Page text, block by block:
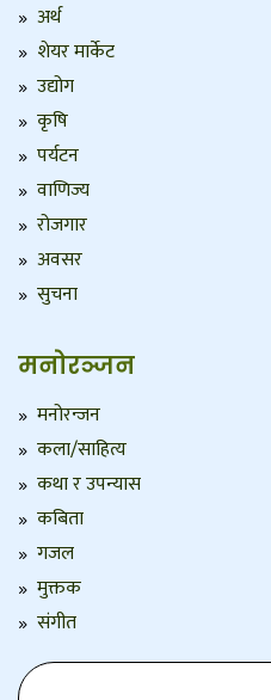
अर्थ
शेयर मार्केट
उद्योग
कृषि
पर्यटन
वाणिज्य
रोजगार
अवसर
सुचना
मनोरञ्जन
मनोरन्जन
कला/साहित्य
कथा र उपन्यास
कबिता
गजल
मुक्तक
संगीत